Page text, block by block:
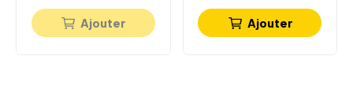
Ajouter Ajouter